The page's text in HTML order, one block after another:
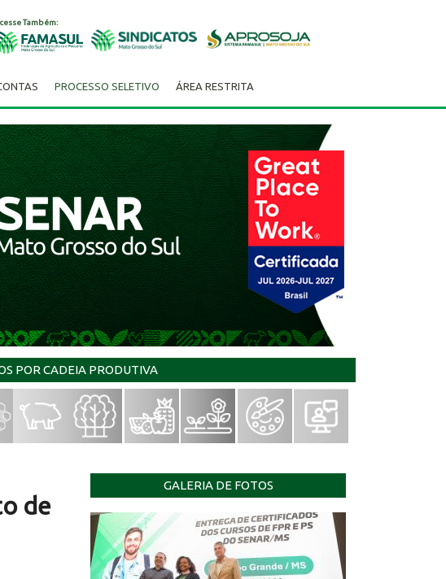
Também:
PROCESSO SELETIVO
ÁREA RESTRITA
POR CADEIA PRODUTIVA
GALERIA DE FOTOS
de